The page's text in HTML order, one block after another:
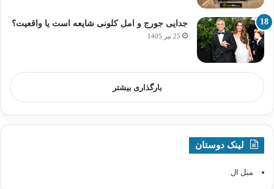
جدایی جورج و امل کلونی شایعه است یا واقعیت؟
25 تیر 1405
بارگذاری بیشتر
لینک دوستان
مبل ال